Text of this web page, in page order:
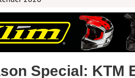
Special: KTM